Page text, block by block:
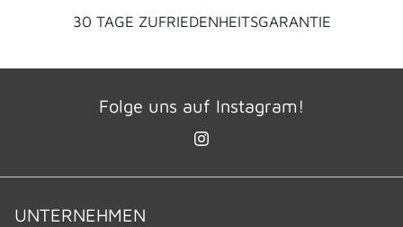
30 TAGE ZUFRIEDENHEITSGARANTIE
Folge uns auf Instagram!
UNTERNEHMEN